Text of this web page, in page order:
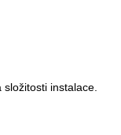
instalace.